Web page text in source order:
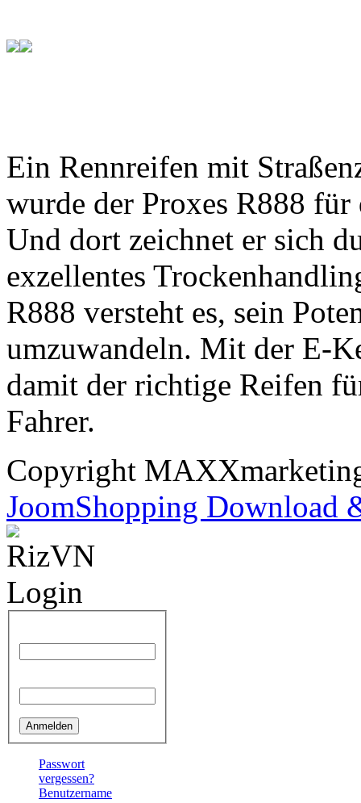
Ein Rennreifen mit
wurde der Proxes R888 für
Und dort zeichnet er sich
exzellentes
R888 versteht es, sein
umzuwandeln. Mit der E-
damit der richtige Reifen
Fahrer.
Copyright
JoomShopping Download
Passwort
vergessen?
Benutzername